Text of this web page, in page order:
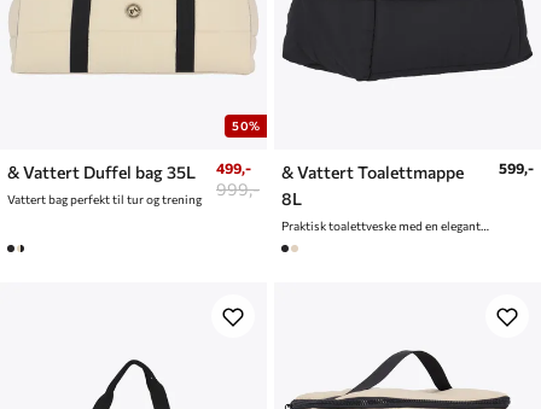
50%
& Vattert Duffel bag 35L
Vattert bag perfekt til tur og trening
499,-
999,-
& Vattert Toalettmappe
8L
Praktisk toalettveske med en elegant og vattert finish
599,-